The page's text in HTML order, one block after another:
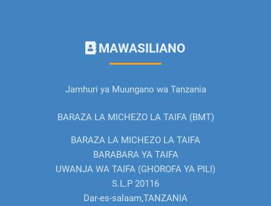
MAWASILIANO
Jamhuri ya Muungano wa Tanzania
BARAZA LA MICHEZO LA TAIFA (BMT)
BARAZA LA MICHEZO LA TAIFA
BARABARA YA TAIFA
UWANJA WA TAIFA (GHOROFA YA PILI)
S.L.P 20116
Dar-es-salaam,TANZANIA